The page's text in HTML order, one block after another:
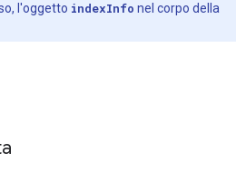
l'oggetto indexInfo nel corpo della